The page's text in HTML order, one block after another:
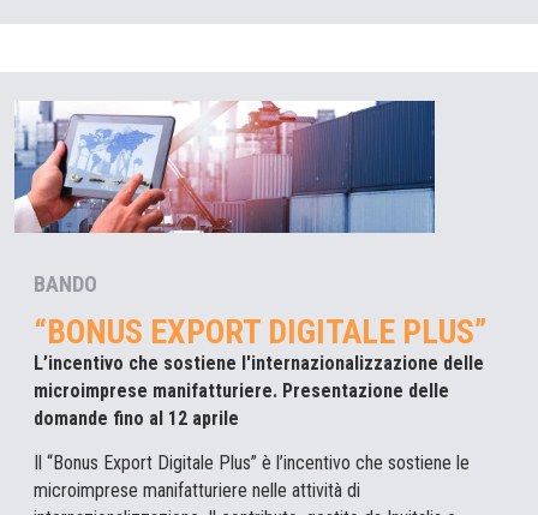
BANDO
“BONUS EXPORT DIGITALE PLUS”
L’incentivo che sostiene l'internazionalizzazione delle
microimprese manifatturiere. Presentazione delle
domande fino al 12 aprile
Il “Bonus Export Digitale Plus” è l’incentivo che sostiene le
microimprese manifatturiere nelle attività di